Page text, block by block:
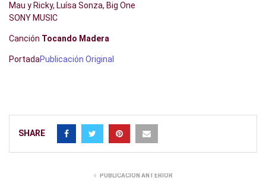
Mau y Ricky, Luísa Sonza, Big One
SONY MUSIC
Canción Tocando Madera
PortadaPublicación Original
SHARE
PUBLICACIÓN ANTERIOR